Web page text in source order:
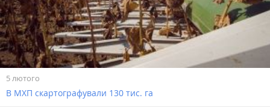
5 лютого
В МХП скартографували 130 тис. га